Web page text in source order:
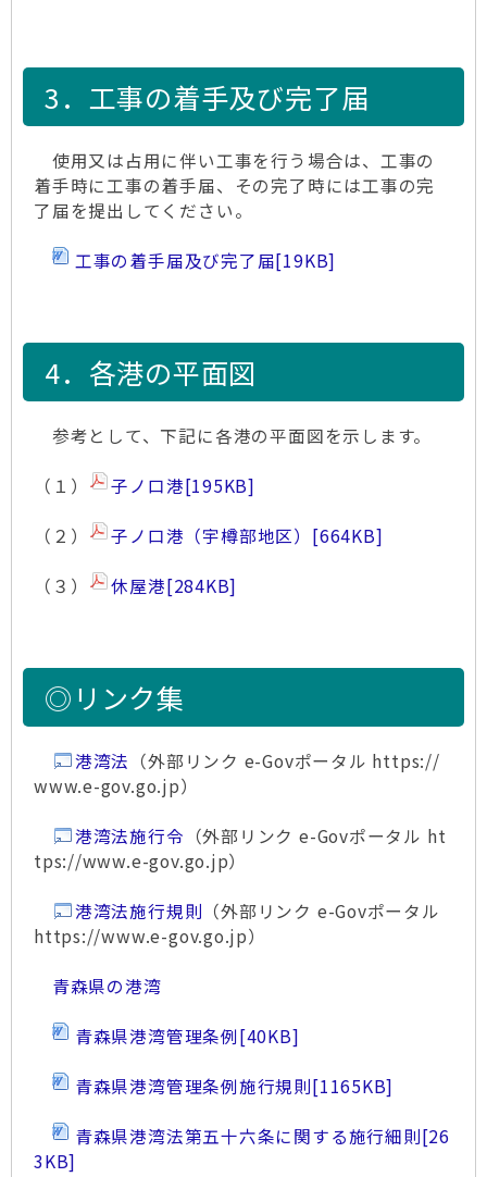
3．工事の着手及び完了届
使用又は占用に伴い工事を行う場合は、工事の
着手時に工事の着手届、その完了時には工事の完
了届を提出してください。
工事の着手届及び完了届[19KB]
4．各港の平面図
参考として、下記に各港の平面図を示します。
（１）
子ノ口港[195KB]
（２）
子ノ口港（宇樽部地区） [664KB]
（３）
休屋港[284KB]
◎リンク集
港湾法 （外部リンク e-Govポータル https://
www.e-gov.go.jp）
港湾法施行令 （外部リンク e-Govポータル ht
tps://www.e-gov.go.jp）
港湾法施行規則 （外部リンク e-Govポータル
https://www.e-gov.go.jp）
青森県の港湾
青森県港湾管理条例[40KB]
青森県港湾管理条例施行規則[1165KB]
青森県港湾法第五十六条に関する施行細則[26
3KB]